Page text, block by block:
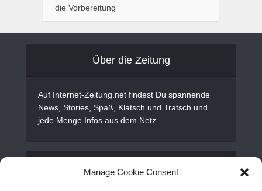
Manage Cookie Consent
die Vorbereitung
Über die Zeitung
Auf Internet-Zeitung.net findest Du spannende
News, Stories, Spaß, Klatsch und Tratsch und
jede Menge Infos aus dem Netz.
Alles Wichtige